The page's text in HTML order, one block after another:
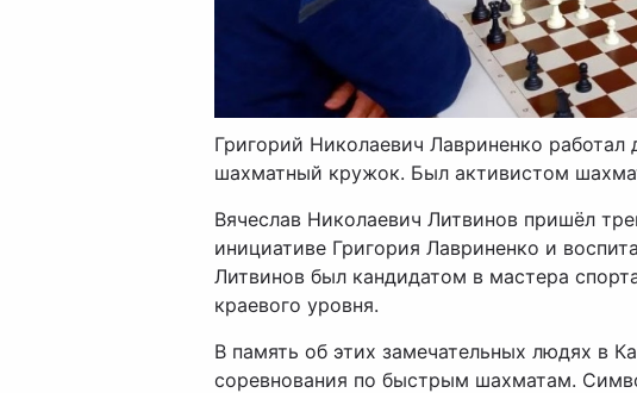
Григорий Николаевич Лавриненко
шахматный кружок. Был активистом
Вячеслав Николаевич Литвинов пришёл
инициативе Григория Лавриненко и
Литвинов был кандидатом в мастера
краевого уровня.
В память об этих замечательных людях в
соревнования по быстрым шахматам.